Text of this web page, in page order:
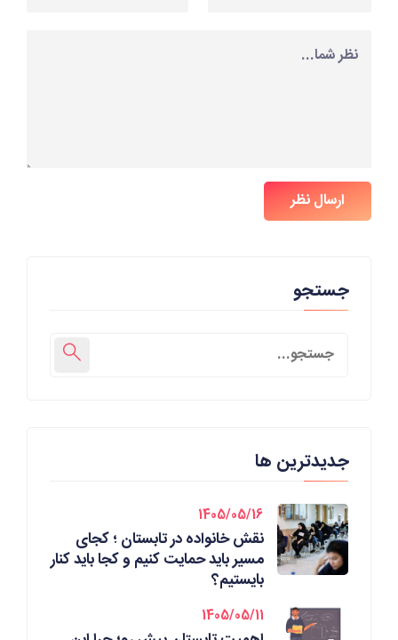
ارسال نظر
جستجو
جدیدترین ها
1405/05/16
نقش خانواده در تابستان ؛ کجای
مسیر باید حمایت کنیم و کجا باید کنار
بایستیم؟
1405/05/11